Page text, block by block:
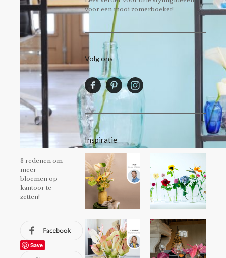
3 redenen om
meer
bloemen op
kantoor te
zetten!
Save
voor een mooi zomerboeket!
Volg ons
Inspiratie